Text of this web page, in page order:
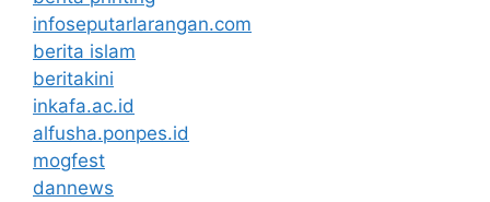
infoseputarlarangan.com
berita islam
beritakini
inkafa.ac.id
alfusha.ponpes.id
mogfest
dannews